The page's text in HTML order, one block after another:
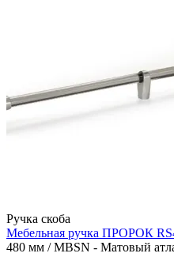
Ручка скоба
Мебельная ручка ПРОРОК
480 мм / MBSN - Матовый